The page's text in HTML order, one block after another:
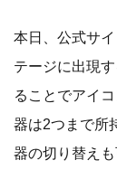
本日、公式サ
テージに出現
ることでアイ
器は2つまで所
器の切り替えも